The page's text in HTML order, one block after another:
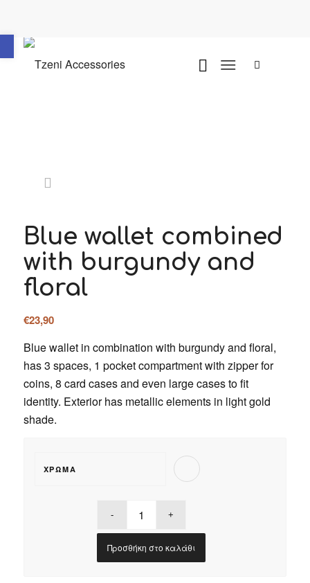
Ανοίξτε τη γραμμή εργαλείων
Blue wallet combined
with burgundy and
floral
€23,90
Blue wallet in combination with burgundy and floral,
has 3 spaces, 1 pocket compartment with zipper for
coins, 8 card cases and even large cases to fit
identity. Exterior has metallic elements in light gold
shade.
ΧΡΏΜΑ
Προσθήκη στο καλάθι